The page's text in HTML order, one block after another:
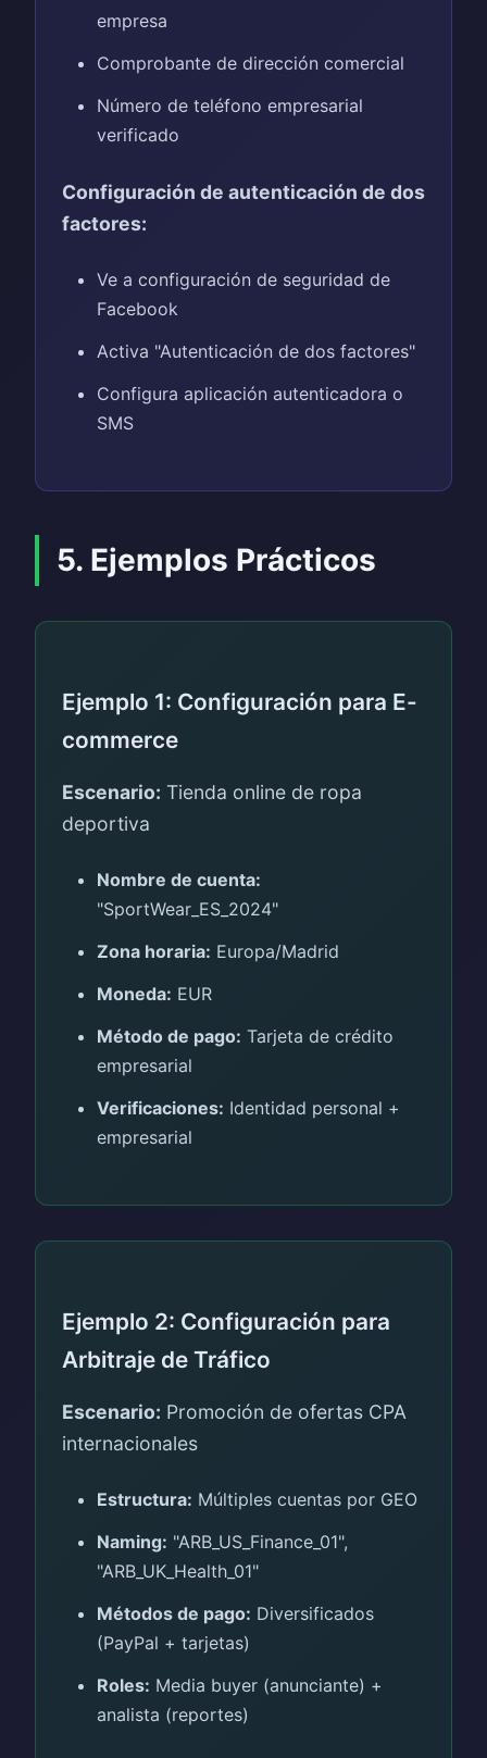
empresa
Comprobante de dirección comercial
Número de teléfono empresarial
verificado
Configuración de autenticación de dos
factores:
Ve a configuración de seguridad de
Facebook
Activa "Autenticación de dos factores"
Configura aplicación autenticadora o
SMS
5. Ejemplos Prácticos
Ejemplo 1: Configuración para E-
commerce
Escenario: Tienda online de ropa
deportiva
Nombre de cuenta:
"SportWear_ES_2024"
Zona horaria: Europa/Madrid
Moneda: EUR
Método de pago: Tarjeta de crédito
empresarial
Verificaciones: Identidad personal +
empresarial
Ejemplo 2: Configuración para
Arbitraje de Tráfico
Escenario: Promoción de ofertas CPA
internacionales
Estructura: Múltiples cuentas por GEO
Naming: "ARB_US_Finance_01",
"ARB_UK_Health_01"
Métodos de pago: Diversificados
(PayPal + tarjetas)
Roles: Media buyer (anunciante) +
analista (reportes)